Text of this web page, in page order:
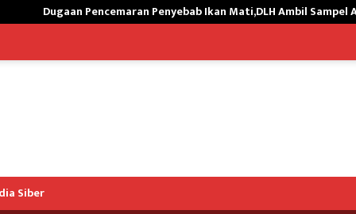
Penyebab Ikan Mati,DLH Ambil Sampel Air Kali Way Ratai
Siber